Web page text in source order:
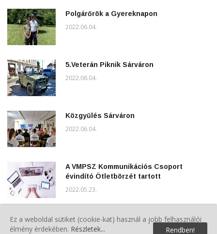
Polgárőrök a Gyereknapon
2022.06.04.
5.Veterán Piknik Sárváron
2022.06.04.
Közgyűlés Sárváron
2022.06.04.
A VMPSZ Kommunikációs Csoport
évindító Ötletbörzét tartott
2022.05.23.
Répcelaki Polgárőr Egyesület Tisztújító
Közgyűlése
Ez a weboldal sütiket (cookie-kat) használ a jobb felhasználói
élmény érdekében. Részletek... Rendben!